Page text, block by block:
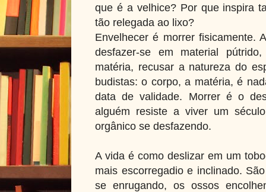
que é a velhice? Por que inspira
tão relegada ao lixo?
Envelhecer é morrer fisicamente.
desfazer-se em material
matéria, recusar a natureza do
budistas: o corpo, a matéria, é
data de validade. Morrer é o
alguém resiste a viver um
orgânico se desfazendo.
A vida é como deslizar em um
mais escorregadio e inclinado.
se enrugando, os ossos